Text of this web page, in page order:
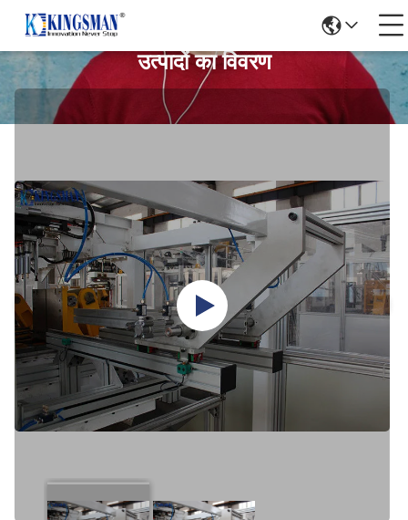
उत्पादों का विवरण